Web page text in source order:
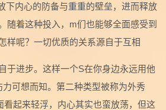
下内心的防备与重重的壁垒，进而释放
随着这种投入，m们也能够全面感受到
样呢？一切优质的关系源自于互相
于进步。这样一个S在你身边永远用他
可想而知。第二种类型被称为外秀
看起来轻浮，内心其实也蛮放荡，但这